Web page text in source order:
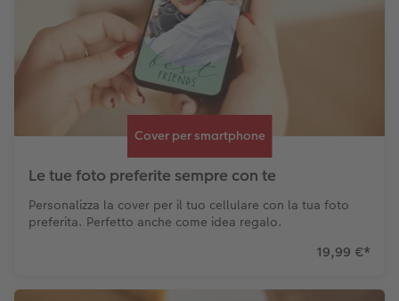
Cover per smartphone
Le tue foto preferite sempre con te
Personalizza la cover per il tuo cellulare con la tua foto
preferita. Perfetto anche come idea regalo.
19,99 €*